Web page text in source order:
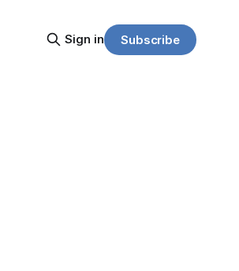
Sign in Subscribe